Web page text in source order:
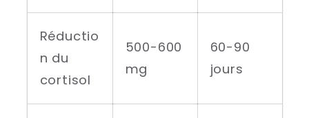
Réductio
n du
cortisol
500-600
mg
60-90
jours